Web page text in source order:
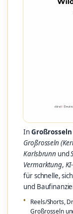
InGroßrosseln
Großrosseln
Karlsbrunn und
Vermarktung,
für schnelle,
und
Reels/Shorts,
Großrosseln